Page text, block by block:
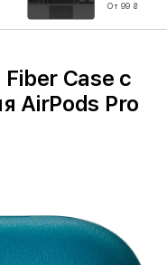
От 99 ₴
Case с
AirPods Pro